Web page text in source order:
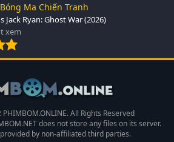
Bóng Ma Chiến Tranh
Jack Ryan: Ghost War (2026)
xem
All Rights Reserved
does not store any files on its server.
by non-affiliated third parties.